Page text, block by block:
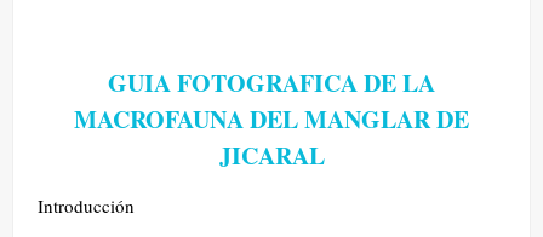
GUIA FOTOGRAFICA DE LA
MACROFAUNA DEL MANGLAR DE
JICARAL
Introducción